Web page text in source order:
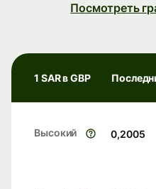
Посмотреть
1 SAR в GBP
Высокий 0,2005